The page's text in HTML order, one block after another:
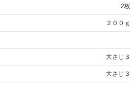
2枚
２００ｇ
大さじ３
大さじ３